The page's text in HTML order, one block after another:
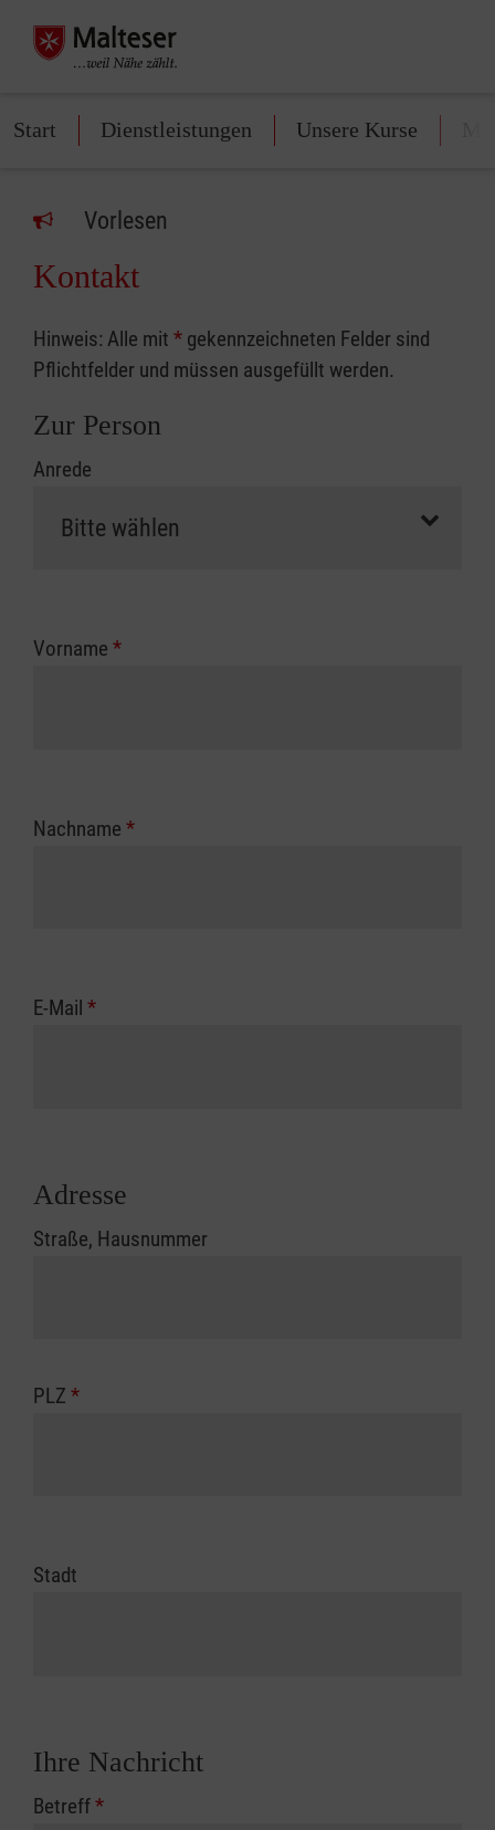
Start Dienstleistungen Unsere Kurse
Vorlesen
Kontakt
Hinweis: Alle mit * gekennzeichneten Felder sind
Pflichtfelder und müssen ausgefüllt werden.
Zur Person
Anrede
Vorname *
Nachname *
E-Mail *
Adresse
Straße, Hausnummer
PLZ *
Stadt
Ihre Nachricht
Betreff*